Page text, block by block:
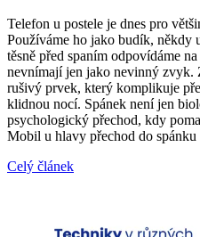
Telefon u postele je dnes pro
Používáme ho jako budík, někdy
těsně před spaním odpovídáme
nevnímají jen jako nevinný zvyk.
rušivý prvek, který komplikuje
klidnou nocí. Spánek není jen
psychologický přechod, kdy
Mobil u hlavy přechod do spánku
Celý článek